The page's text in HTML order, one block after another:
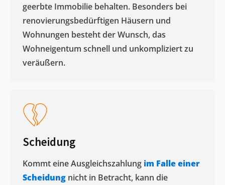
geerbte Immobilie behalten. Besonders bei
renovierungsbedürftigen Häusern und
Wohnungen besteht der Wunsch, das
Wohneigentum schnell und unkompliziert zu
veräußern. ​
Scheidung
Kommt eine Ausgleichszahlung im Falle einer
Scheidung nicht in Betracht, kann die